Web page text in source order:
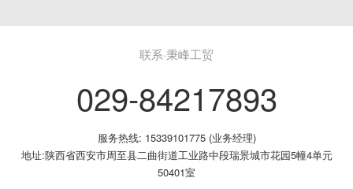
联系·秉峰工贸
029-84217893
服务热线: 15339101775 (业务经理)
地址:陕西省西安市周至县二曲街道工业路中段瑞景城市花园5幢4单元
50401室